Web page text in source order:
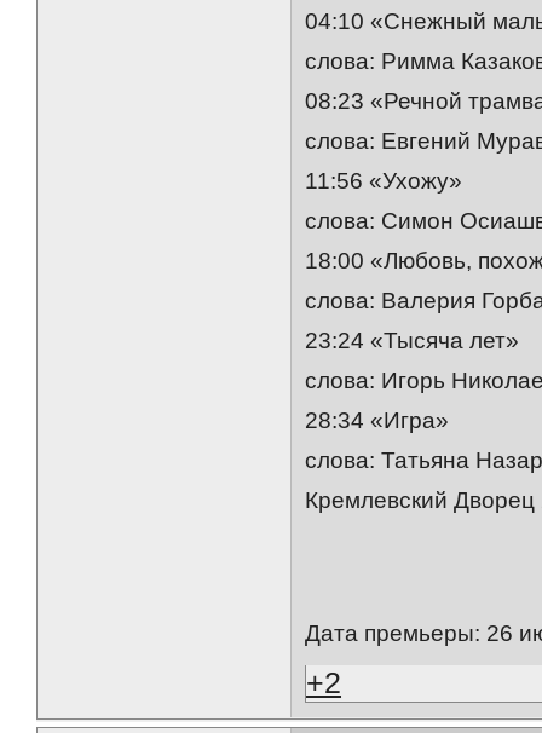
04:10 «Снежный
слова: Римма
08:23 «Речной
слова: Евгений
11:56 «Ухожу»
слова: Симон
18:00 «Любовь,
слова: Валерия
23:24 «Тысяча лет»
слова: Игорь
28:34 «Игра»
слова: Татьяна
Кремлевский Дворец
Дата премьеры: 26
+2